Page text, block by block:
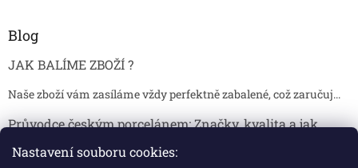
Nastavení souboru cookies:
Blog
JAK BALÍME ZBOŽÍ ?
Naše zboží vám zasíláme vždy perfektně zabalené, což zaručuj...
Průvodce českým porcelánem: Značky, kvalita a jak